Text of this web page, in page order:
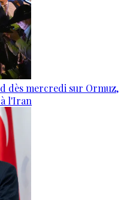
dès mercredi sur Ormuz,
l'Iran